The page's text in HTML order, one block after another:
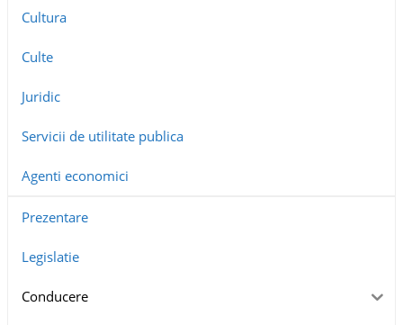
Cultura
Culte
Juridic
Servicii de utilitate publica
Agenti economici
Prezentare
Legislatie
Conducere